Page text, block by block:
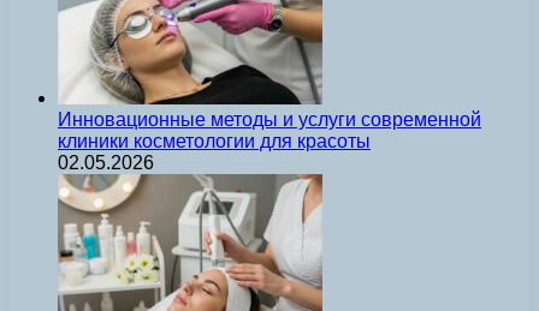
Инновационные методы и услуги современной
клиники косметологии для красоты
02.05.2026